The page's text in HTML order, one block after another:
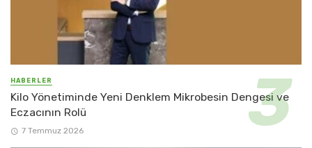
HABERLER
Kilo Yönetiminde Yeni Denklem Mikrobesin Dengesi ve
Eczacının Rolü
7 Temmuz 2026